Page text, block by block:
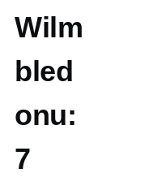
Wilm
bled
onu:
7